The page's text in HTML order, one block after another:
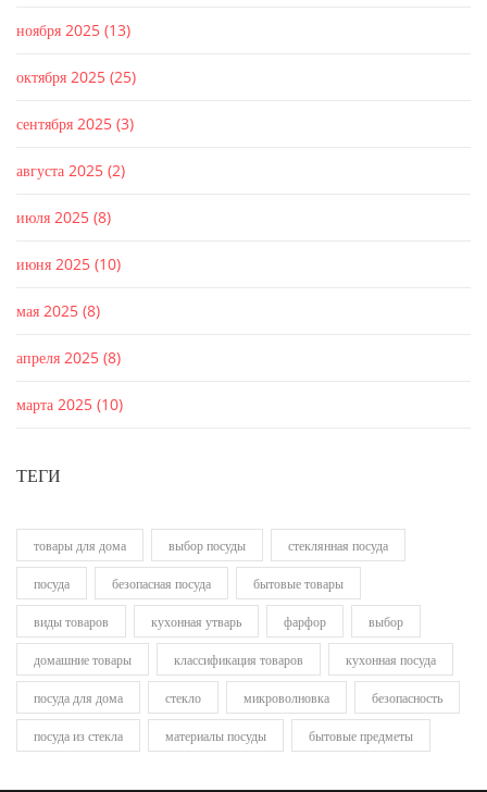
ноября 2025 (13)
октября 2025 (25)
сентября 2025 (3)
августа 2025 (2)
июля 2025 (8)
июня 2025 (10)
мая 2025 (8)
апреля 2025 (8)
марта 2025 (10)
ТЕГИ
товары для дома выбор посуды стеклянная посуда
посуда безопасная посуда бытовые товары
виды товаров кухонная утварь фарфор выбор
домашние товары классификация товаров кухонная посуда
посуда для дома стекло микроволновка безопасность
посуда из стекла материалы посуды бытовые предметы